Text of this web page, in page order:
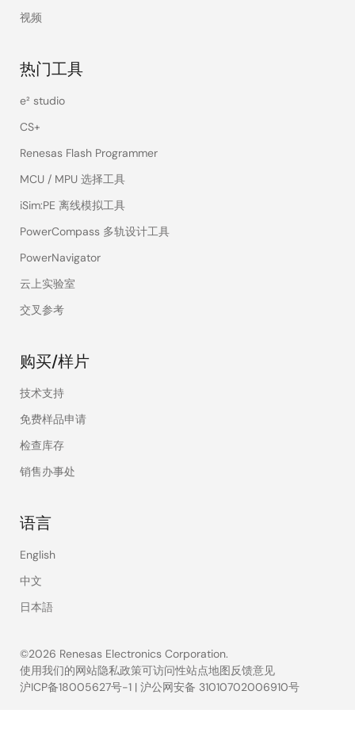
视频
热门工具
e² studio
CS+
Renesas Flash Programmer
MCU / MPU 选择工具
iSim:PE 离线模拟工具
PowerCompass 多轨设计工具
PowerNavigator
云上实验室
交叉参考
购买/样片
技术支持
免费样品申请
检查库存
销售办事处
语言
English
中文
日本語
©2026 Renesas Electronics Corporation.
Legal
使用我们的网站隐私政策可访问性站点地图反馈意见
沪ICP备18005627号-1 | 沪公网安备 31010702006910号